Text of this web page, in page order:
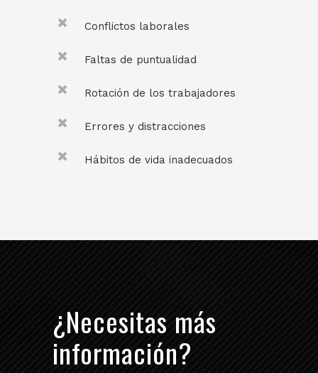
Conflictos laborales
Faltas de puntualidad
Rotación de los trabajadores
Errores y distracciones
Hábitos de vida inadecuados
¿Necesitas más
información?